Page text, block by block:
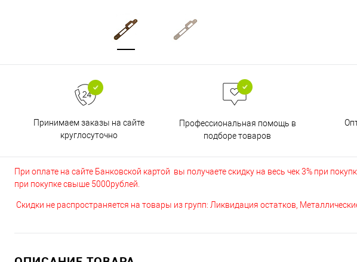
Принимаем заказы на сайте
круглосуточно
Профессиональная помощь в
подборе товаров
При оплате на сайте Банковской картой вы получаете скидку на весь чек 3% при
при покупке свыше 5000рублей.
Скидки не распространяется на товары из групп: Ликвидация остатков,